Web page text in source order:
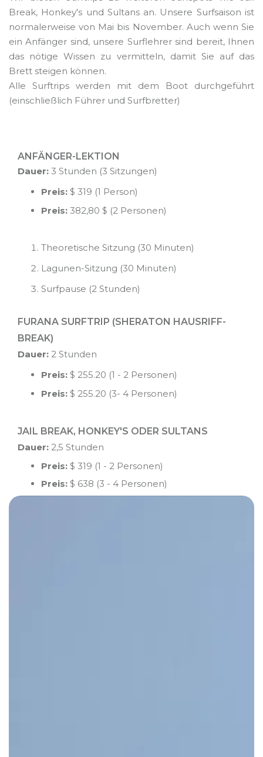
Break, Honkey's und Sultans an. Unsere Surfsaison ist
normalerweise von Mai bis November. Auch wenn Sie
ein Anfänger sind, unsere Surflehrer sind bereit, Ihnen
das nötige Wissen zu vermitteln, damit Sie auf das
Brett steigen können.
Alle Surftrips werden mit dem Boot durchgeführt
(einschließlich Führer und Surfbretter)
ANFÄNGER-LEKTION
Dauer: 3 Stunden (3 Sitzungen)
Preis: $ 319 (1 Person)
Preis: 382,80 $ (2 Personen)
Theoretische Sitzung (30 Minuten)
Lagunen-Sitzung (30 Minuten)
Surfpause (2 Stunden)
FURANA SURFTRIP (SHERATON HAUSRIFF-
BREAK)
Dauer: 2 Stunden
Preis: $ 255.20 (1 - 2 Personen)
Preis: $ 255.20 (3- 4 Personen)
JAIL BREAK, HONKEY'S ODER SULTANS
Dauer: 2,5 Stunden
Preis: $ 319 (1 - 2 Personen)
Preis: $ 638 (3 - 4 Personen)